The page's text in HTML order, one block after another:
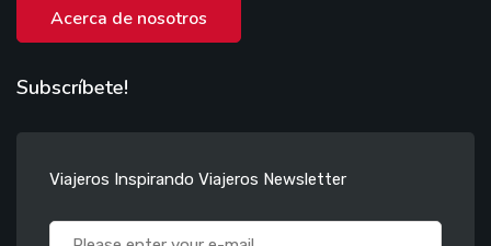
Acerca de nosotros
Subscríbete!
Viajeros Inspirando Viajeros Newsletter